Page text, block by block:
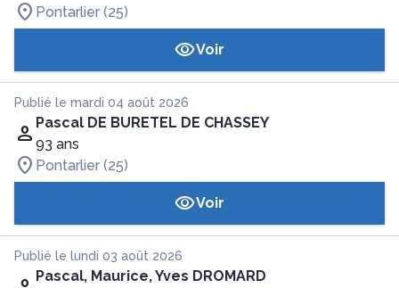
Pontarlier (25)
Voir
Publié le mardi 04 août 2026
Pascal DE BURETEL DE CHASSEY
93 ans
Pontarlier (25)
Voir
Publié le lundi 03 août 2026
Pascal, Maurice, Yves DROMARD